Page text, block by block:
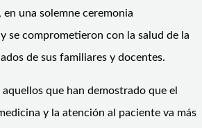
una solemne ceremonia
se comprometieron con la salud de la
de sus familiares y docentes.
aquellos que han demostrado que el
y la atención al paciente va más